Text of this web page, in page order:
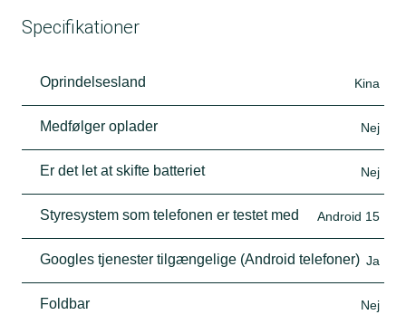
Specifikationer
Oprindelsesland Kina
Medfølger oplader Nej
Er det let at skifte batteriet Nej
Styresystem som telefonen er testet med Android 15
Googles tjenester tilgængelige (Android telefoner) Ja
Foldbar Nej